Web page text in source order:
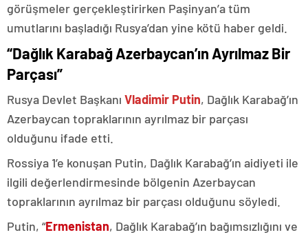
görüşmeler gerçekleştirirken Paşinyan’a tüm
umutlarını başladığı Rusya’dan yine kötü haber geldi.
“Dağlık Karabağ Azerbaycan’ın Ayrılmaz Bir
Parçası”
Rusya Devlet Başkanı Vladimir Putin, Dağlık Karabağ’ın
Azerbaycan topraklarının ayrılmaz bir parçası
olduğunu ifade etti.
Rossiya 1’e konuşan Putin, Dağlık Karabağ’ın aidiyeti ile
ilgili değerlendirmesinde bölgenin Azerbaycan
topraklarının ayrılmaz bir parçası olduğunu söyledi.
Putin, “Ermenistan, Dağlık Karabağ’ın bağımsızlığını ve